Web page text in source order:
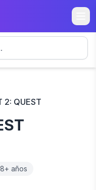
2: QUEST
8+ años